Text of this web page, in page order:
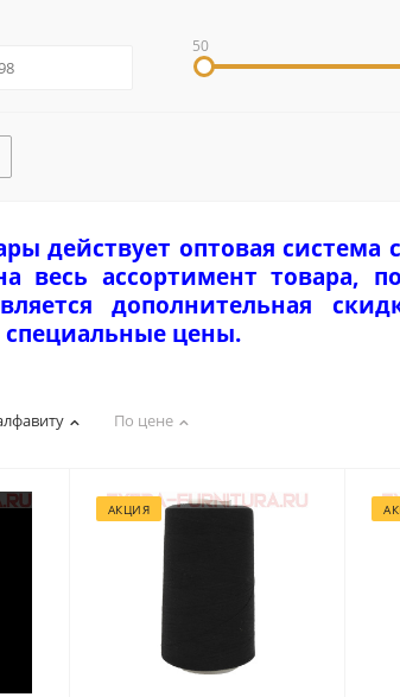
50
действует оптовая система
весь ассортимент товара,
дополнительная
специальные цены.
По цене
АКЦИЯ